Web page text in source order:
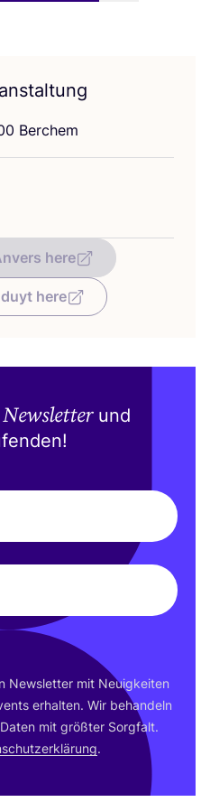
Berchem
here
here
und
News­let­ter mit Neu­ig­kei­ten
erhal­ten. Wir behan­deln
mit größ­ter Sorg­falt.
.